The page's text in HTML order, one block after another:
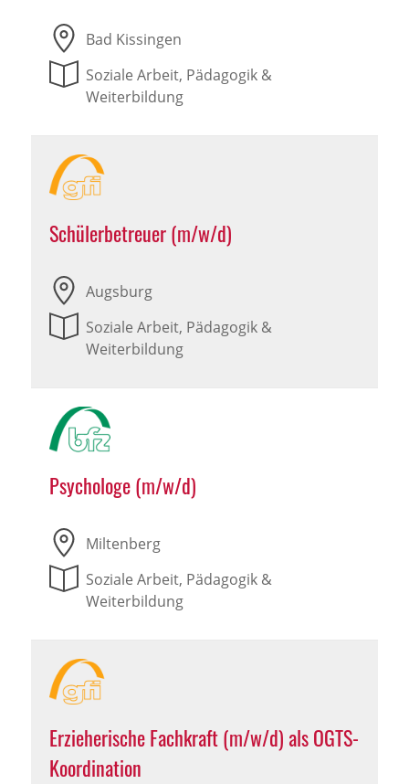
Bad Kissingen
Soziale Arbeit, Pädagogik &
Weiterbildung
Schülerbetreuer (m/w/d)
Augsburg
Soziale Arbeit, Pädagogik &
Weiterbildung
Psychologe (m/w/d)
Miltenberg
Soziale Arbeit, Pädagogik &
Weiterbildung
Erzieherische Fachkraft (m/w/d) als OGTS-
Koordination